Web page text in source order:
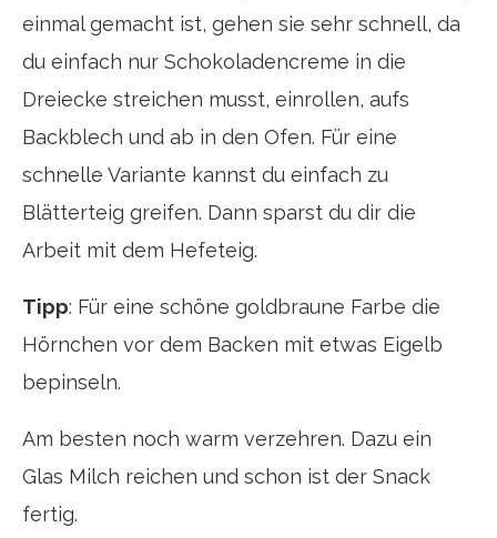
einmal gemacht ist, gehen sie sehr schnell, da
du einfach nur Schokoladencreme in die
Dreiecke streichen musst, einrollen, aufs
Backblech und ab in den Ofen. Für eine
schnelle Variante kannst du einfach zu
Blätterteig greifen. Dann sparst du dir die
Arbeit mit dem Hefeteig.
Tipp: Für eine schöne goldbraune Farbe die
Hörnchen vor dem Backen mit etwas Eigelb
bepinseln.
Am besten noch warm verzehren. Dazu ein
Glas Milch reichen und schon ist der Snack
fertig.